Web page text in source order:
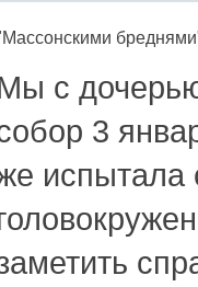
с
3
испытала